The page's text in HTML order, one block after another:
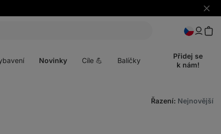
Skrýt
Novinky Cíle 💪 Balíčky
Přidej se
k nám!
Řazení: Nejnovější